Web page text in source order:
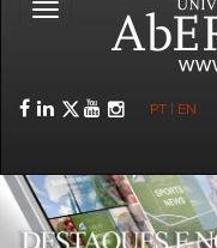
Toggle
Facebook
LinkedIn
Twitter
PT EN